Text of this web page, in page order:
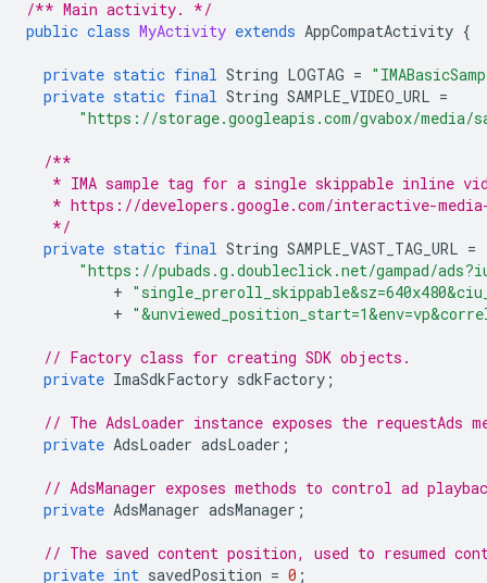
/** Main activity. */
public class MyActivity extends AppCompatActivity {
private static final String LOGTAG =
private static final String SAMPLE_VIDEO_URL =
"https://storage.googleapis.com/gvabox/media/
/**
* IMA sample tag for a single skippable inline
* https://developers.google.com/interactive-
   */
private static final String SAMPLE_VAST_TAG_URL =
"https://pubads.g.doubleclick.net/gampad/
+
+
// Factory class for creating SDK objects.
private ImaSdkFactory sdkFactory ;
// The AdsLoader instance exposes the requestAds
private AdsLoader adsLoader ;
// AdsManager exposes methods to control ad
private AdsManager adsManager ;
// The saved content position, used to resumed
private int savedPosition = 0 ;